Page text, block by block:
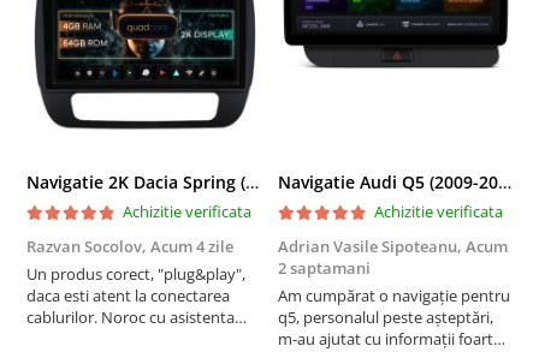
Navigatie 2K Dacia Spring (2021- Prezent), Android, S-Quadcore / 4GB RAM + 64GB ROM, 9.5 Inch - AD-BGS90042K+AD-BGRKIT366V4s
Achizitie verificata
Razvan Socolov, Acum 4 zile
Un produs corect, "plug&play",
daca esti atent la conectarea
cablurilor. Noroc cu asistenta
Navigatie Audi Q5 (2009-2017), Linux OS & OEM, MMI 3G, CarPlay & Android Auto Wireless, MirrorLink, Camera AHD, 12.3 Inch - AD-BGAALNXH+AD-BGRKITQ5002
Achizitie verificata
Adrian Vasile Sipoteanu, Acum
2 saptamani
Am cumpărat o navigație pentru
q5, personalul peste așteptări,
m-au ajutat cu informații foarte